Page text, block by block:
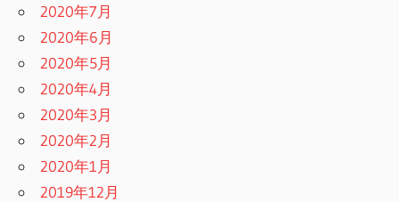
2020年7月
2020年6月
2020年5月
2020年4月
2020年3月
2020年2月
2020年1月
2019年12月